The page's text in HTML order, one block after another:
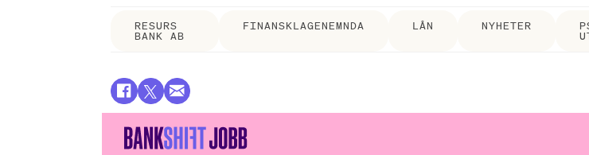
RESURS
BANK AB
FINANSKLAGENEMNDA LÅN NYHETER